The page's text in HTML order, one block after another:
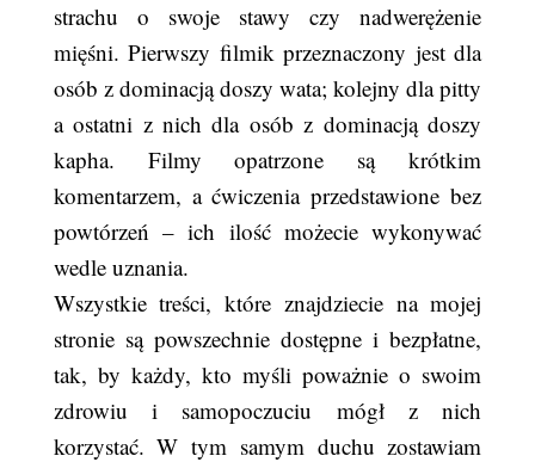
strachu o swoje stawy czy nadwerężenie
mięśni. Pierwszy filmik przeznaczony jest dla
osób z dominacją doszy wata; kolejny dla pitty
a ostatni z nich dla osób z dominacją doszy
kapha. Filmy opatrzone są krótkim
komentarzem, a ćwiczenia przedstawione bez
powtórzeń – ich ilość możecie wykonywać
wedle uznania.
Wszystkie treści, które znajdziecie na mojej
stronie są powszechnie dostępne i bezpłatne,
tak, by każdy, kto myśli poważnie o swoim
zdrowiu i samopoczuciu mógł z nich
korzystać. W tym samym duchu zostawiam